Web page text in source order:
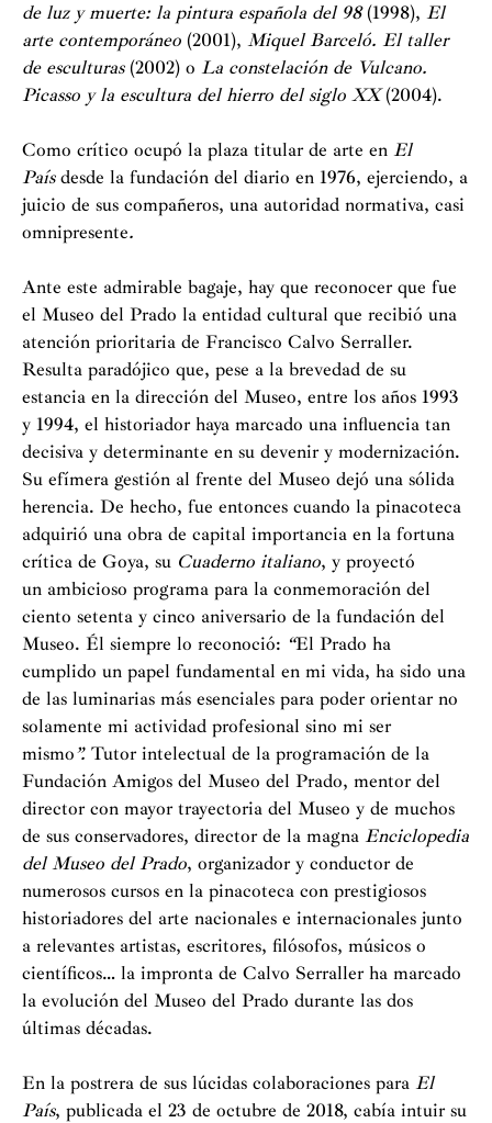
de luz y muerte: la pintura española del 98(1998), El
arte contemporáneo (2001), Miquel Barceló. El taller
de esculturas (2002) o La constelación de Vulcano.
Picasso y la escultura del hierro del siglo XX(2004).
Como crítico ocupó la plaza titular de arte en El
Paísdesde la fundación del diario en 1976, ejerciendo, a
juicio de sus compañeros, una autoridad normativa, casi
omnipresente.
Ante este admirable bagaje, hay que reconocer que fue
el Museo del Prado la entidad cultural que recibió una
atención prioritaria de Francisco Calvo Serraller.
Resulta paradójico que, pese a la brevedad de su
estancia en la dirección del Museo, entre los años 1993
y 1994, el historiador haya marcado una influencia tan
decisiva y determinante en su devenir y modernización.
Su efímera gestión al frente del Museo dejó una sólida
herencia. De hecho, fue entonces cuando la pinacoteca
adquirió una obra de capital importancia en la fortuna
crítica de Goya, su Cuaderno italiano, y proyectó
un ambicioso programa para la conmemoración del
ciento setenta y cinco aniversario de la fundación del
Museo. Él siempre lo reconoció: “El Prado ha
cumplido un papel fundamental en mi vida, ha sido una
de las luminarias más esenciales para poder orientar no
solamente mi actividad profesional sino mi ser
mismo”. Tutor intelectual de la programación de la
Fundación Amigos del Museo del Prado, mentor del
director con mayor trayectoria del Museo y de muchos
de sus conservadores, director de la magna Enciclopedia
del Museo del Prado, organizador y conductor de
numerosos cursos en la pinacoteca con prestigiosos
historiadores del arte nacionales e internacionales junto
a relevantes artistas, escritores, filósofos, músicos o
científicos… la impronta de Calvo Serraller ha marcado
la evolución del Museo del Prado durante las dos
últimas décadas.
En la postrera de sus lúcidas colaboraciones para El
País, publicada el 23 de octubre de 2018, cabía intuir su